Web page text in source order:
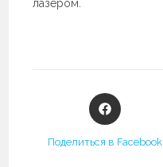
лазером.
Открывается
в
Поделиться в Facebook